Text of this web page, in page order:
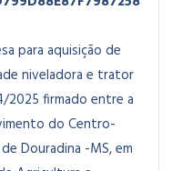
para aquisição de
niveladora e trator
2025 firmado entre a
do Centro-
Douradina -MS, em